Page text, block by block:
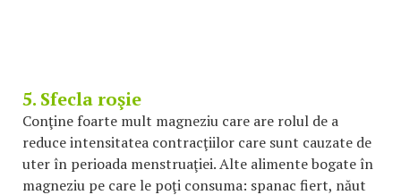
5. Sfecla roşie
Conţine foarte mult magneziu care are rolul de a
reduce intensitatea contracţiilor care sunt cauzate de
uter în perioada menstruaţiei. Alte alimente bogate în
magneziu pe care le poţi consuma: spanac fiert, năut